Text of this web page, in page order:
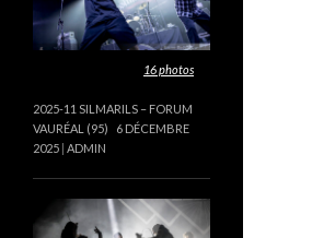
16 photos
2025-11 SILMARILS – FORUM
VAURÉAL (95)
6 DÉCEMBRE
2025 ADMIN